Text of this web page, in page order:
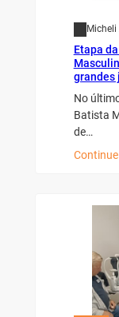
Etapa
grandes
No
Batista
de…